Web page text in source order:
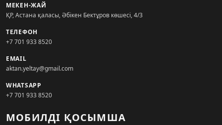
МЕКЕН-ЖАЙ
ҚР, Астана қаласы, Әбікен Бектұров көшесі, 4/3
ТЕЛЕФОН
+7 701 933 8520
EMAIL
aktan.yeltay@gmail.com
WHATSAPP
+7 701 933 8520
МОБИЛДІ ҚОСЫМША